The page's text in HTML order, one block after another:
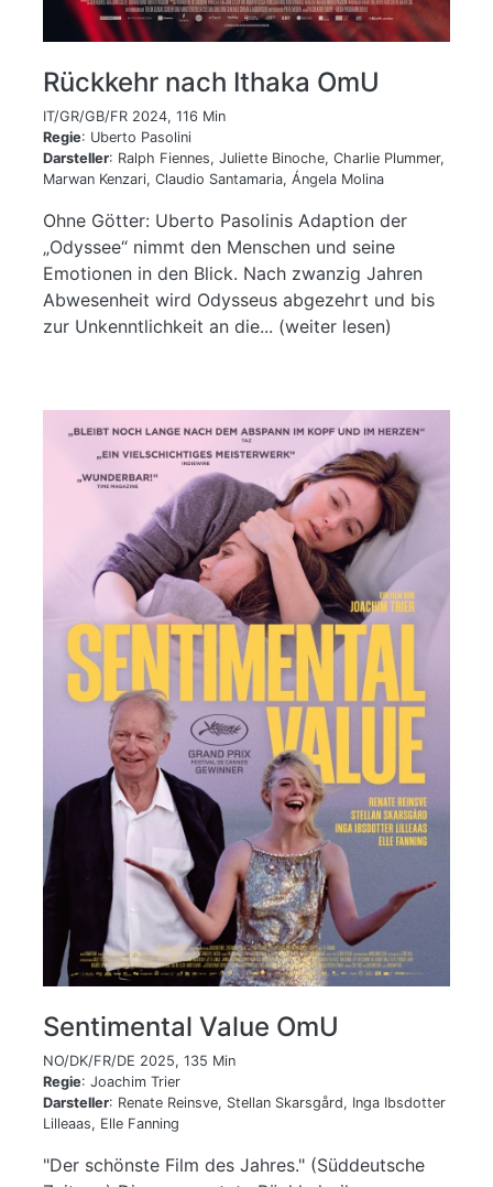
Rückkehr nach Ithaka OmU
IT/GR/GB/FR 2024, 116 Min
Regie: Uberto Pasolini
Darsteller: Ralph Fiennes, Juliette Binoche, Charlie Plummer,
Marwan Kenzari, Claudio Santamaria, Ángela Molina
Ohne Götter: Uberto Pasolinis Adaption der
„Odyssee“ nimmt den Menschen und seine
Emotionen in den Blick. Nach zwanzig Jahren
Abwesenheit wird Odysseus abgezehrt und bis
zur Unkenntlichkeit an die... (weiter lesen)
Sentimental Value OmU
NO/DK/FR/DE 2025, 135 Min
Regie: Joachim Trier
Darsteller: Renate Reinsve, Stellan Skarsgård, Inga Ibsdotter
Lilleaas, Elle Fanning
"Der schönste Film des Jahres." (Süddeutsche